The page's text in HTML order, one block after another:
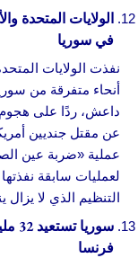
الولايات
في سوريا
نفذت الولايات
أنحاء متفرقة من
داعش، ردًا على هجوم
عن مقتل جنديين
عملية «ضربة عين
لعمليات سابقة
التنظيم الذي لا
فرنسا